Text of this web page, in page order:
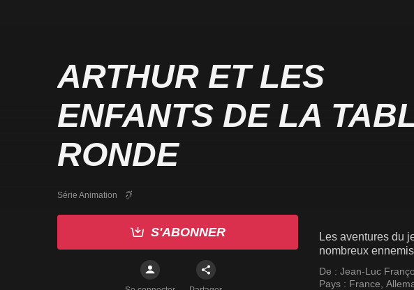
ARTHUR ET LES
ENFANTS DE LA
RONDE
Série Animation
S'ABONNER
Les aventures du
nombreux
De : Jean-Luc
Pays : France